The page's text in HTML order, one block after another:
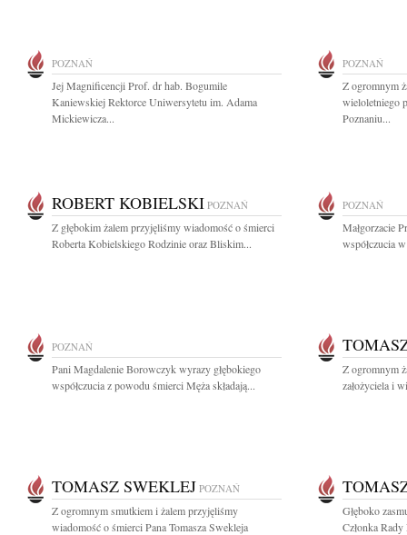
POZNAŃ
Jej Magnificencji Prof. dr hab. Bogumile
Kaniewskiej Rektorce Uniwersytetu im. Adama
Mickiewicza...
POZNAŃ
Z ogromnym
wieloletniego
Poznaniu...
ROBERT KOBIELSKI POZNAŃ
Z głębokim żalem przyjęliśmy wiadomość o śmierci
Roberta Kobielskiego Rodzinie oraz Bliskim...
POZNAŃ
Małgorzacie
współczucia
POZNAŃ
Pani Magdalenie Borowczyk wyrazy głębokiego
współczucia z powodu śmierci Męża składają...
Z ogromnym
założyciela i
TOMASZ SWEKLEJ POZNAŃ
Z ogromnym smutkiem i żalem przyjęliśmy
wiadomość o śmierci Pana Tomasza Swekleja
Głęboko
Członka